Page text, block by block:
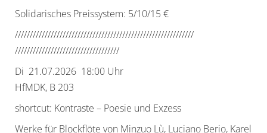
Solidarisches Preissystem: 5/10/15 €
////////////////////////////////////////////////////////////
///////////////////////////////////
Di 21.07.2026 18:00 Uhr
HfMDK, B 203
shortcut: Kontraste – Poesie und Exzess
Werke für Blockflöte von Minzuo Lù, Luciano Berio, Karel